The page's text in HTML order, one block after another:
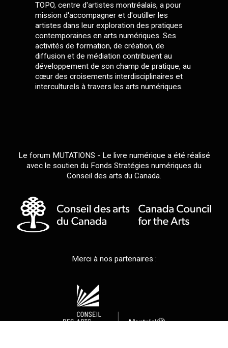
TOPO, centre d'artistes montréalais, a pour
mission d'accompagner et d'outiller les
artistes dans leur exploration des pratiques
contemporaines en arts numériques. Ses
activités de formation, de création, de
diffusion et de médiation contribuent au
développement de son champ de pratique, au
cœur des croisements interdisciplinaires et
interculturels à travers les arts numériques.
Le forum MUTATIONS - Le livre numérique a été réalisé
avec le soutien du Fonds Stratégies numériques du
Conseil des arts du Canada.
Merci à nos partenaires :